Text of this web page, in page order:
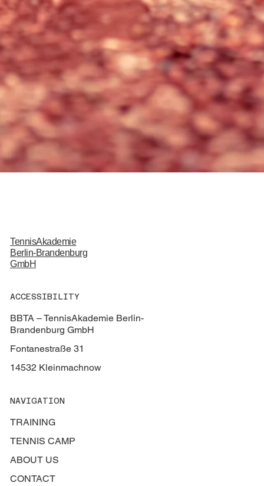
TennisAkademie
Berlin-Brandenburg
GmbH
ACCESSIBILITY
BBTA – TennisAkademie Berlin-
Brandenburg GmbH
Fontanestraße 31
14532 Kleinmachnow
NAVIGATION
TRAINING
TENNIS CAMP
ABOUT US
CONTACT